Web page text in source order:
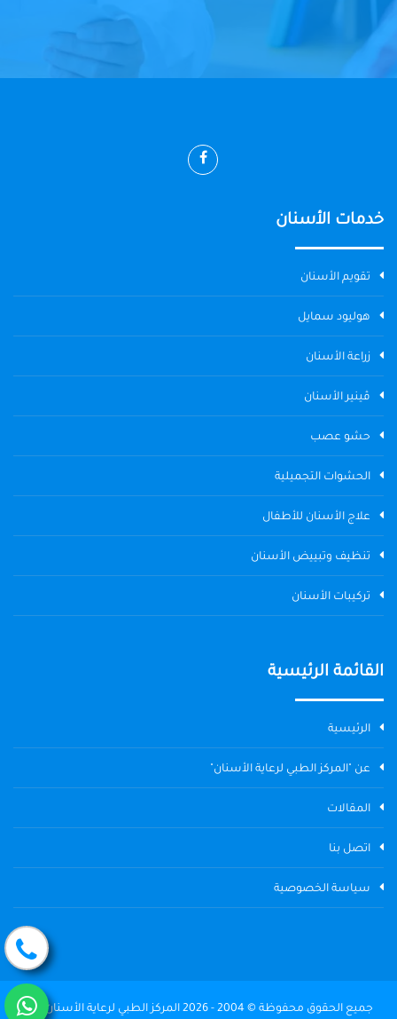
خدمات الأسنان
تقويم الأسنان
هوليود سمايل
زراعة الأسنان
ڤينير الأسنان
حشو عصب
الحشوات التجميلية
علاج الأسنان للأطفال
تنظيف وتبييض الأسنان
تركيبات الأسنان
القائمة الرئيسية
الرئيسية
عن "المركز الطبي لرعاية الأسنان"
المقالات
اتصل بنا
سياسة الخصوصية
جميع الحقوق محفوظة © 2004 - 2026 المركز الطبي لرعاية الأسنان The